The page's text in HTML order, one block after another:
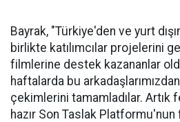
Bayrak, "Türkiye'den ve yurt
birlikte katılımcılar projelerini
filmlerine destek kazananlar
haftalarda bu
çekimlerini tamamladılar.
hazır Son Taslak